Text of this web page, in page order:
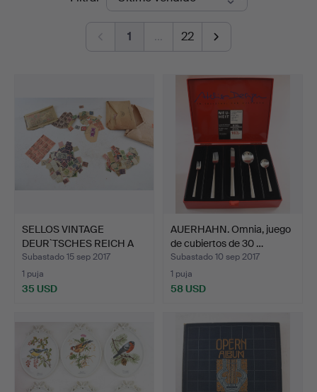
1 … 22
SELLOS VINTAGE
DEUR`TSCHES REICH A
REPÚBLI…
Subastado 15 sep 2017
1 puja
35 USD
AUERHAHN. Omnia, juego
de cubiertos de 30 …
Subastado 10 sep 2017
1 puja
58 USD